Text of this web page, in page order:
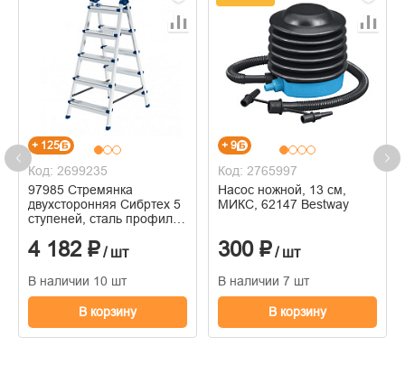
+ 125
Код: 2699235
97985 Стремянка
двухсторонняя Сибртех 5
ступеней, сталь профиль,
4 182 ₽/ шт
В наличии 10 шт
В корзину
+ 9
Код: 2765997
Насос ножной, 13 см,
МИКС, 62147 Bestway
300 ₽/ шт
В наличии 7 шт
В корзину